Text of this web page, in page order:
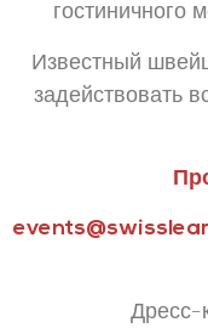
гостиничного
Известный
задействовать
Дресс-